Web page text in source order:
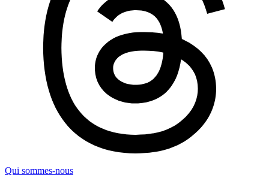
Qui sommes-nous